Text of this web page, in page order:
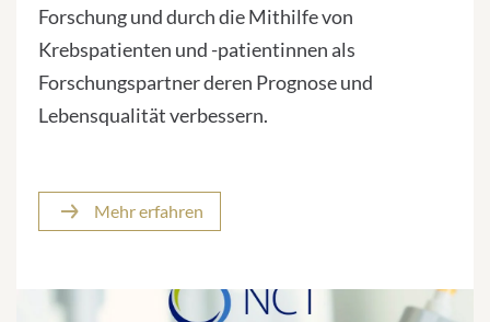
Forschung und durch die Mithilfe von
Krebspatienten und -patientinnen als
Forschungspartner deren Prognose und
Lebensqualität verbessern.
Mehr erfahren